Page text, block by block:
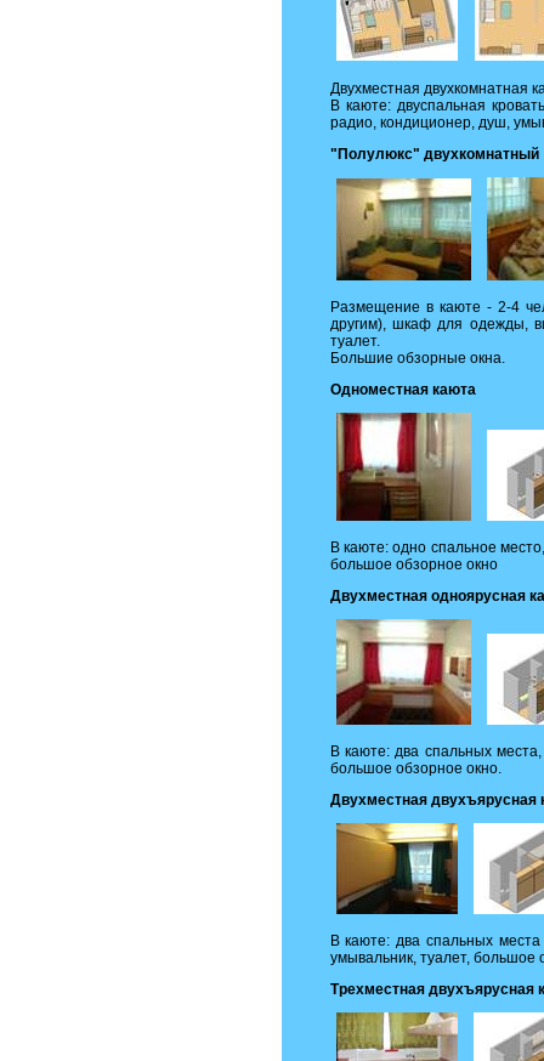
Двухместная двухкомнатная
В каюте: двуспальная
радио, кондиционер, душ,
"Полулюкс" двухкомнатный
Размещение в каюте - 2-4
другим), шкаф для одежды,
туалет.
Большие обзорные окна.
Одноместная каюта
В каюте: одно спальное
большое обзорное окно
Двухместная одноярусная
В каюте: два спальных
большое обзорное окно.
Двухместная двухъярусная
В каюте: два спальных
умывальник, туалет, большое
Трехместная двухъярусная